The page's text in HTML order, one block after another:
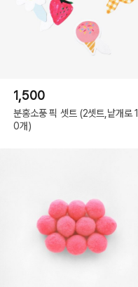
1,500
분홍소풍 픽 셋트 (2셋트,낱개로 1
0개)